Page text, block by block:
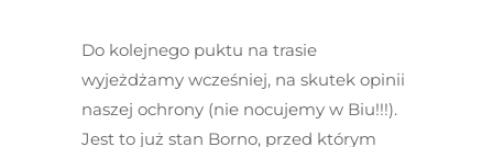
Do kolejnego puktu na trasie
wyjeżdżamy wcześniej, na skutek opinii
naszej ochrony (nie nocujemy w Biu!!!).
Jest to już stan Borno, przed którym